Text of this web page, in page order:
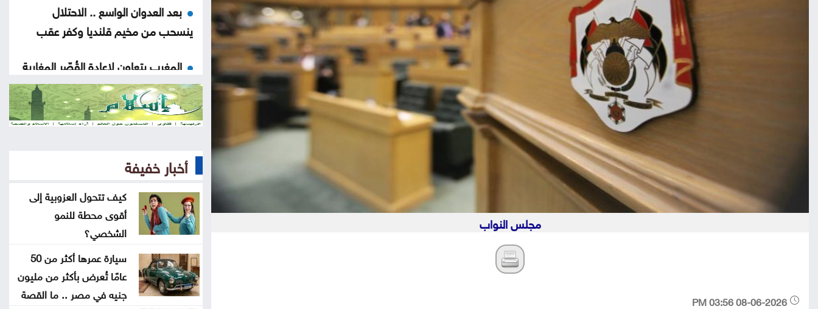
مجلس النواب
بعد العدوان الواسع .. الاحتلال
ينسحب من مخيم قلنديا وكفر عقب
المغرب يتعاون لإعادة القُصّر المغاربة
الموجودين لدى إسبانيا
ارتفاع الدولار مقابل الين واليورو
أسعار النفط تواصل ارتفاعها الجمعة
طقس صيفي عادي اليوم وارتفاع
الأحد والاثنين
بعد أقوى صعود منذ فبراير .. إلى أين
تتجه أسعار الذهب؟
أخبار خفيفة
كيف تتحول العزوبية إلى
أقوى محطة للنمو
الشخصي؟
سيارة عمرها أكثر من 50
عامًا تُعرض بأكثر من مليون
جنيه في مصر .. ما القصة